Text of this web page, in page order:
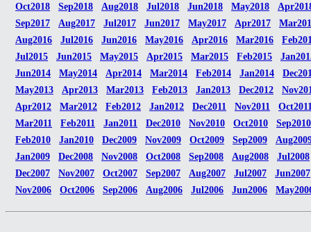
Oct2018
Sep2018 Aug2018 Jul2018 Jun2018 May2018
Sep2017
Aug2017 Jul2017 Jun2017 May2017 Apr2017
Aug2016
Jul2016 Jun2016 May2016 Apr2016 Mar2016
Jul2015
Jun2015 May2015 Apr2015 Mar2015 Feb2015
Jun2014
May2014 Apr2014 Mar2014 Feb2014 Jan2014
May2013
Apr2013 Mar2013 Feb2013 Jan2013 Dec2012
Apr2012
Mar2012 Feb2012 Jan2012 Dec2011 Nov2011
Mar2011
Feb2011 Jan2011 Dec2010 Nov2010 Oct2010
Sep2010
Feb2010
Jan2010 Dec2009 Nov2009 Oct2009 Sep2009
Jan2009
Dec2008 Nov2008 Oct2008 Sep2008 Aug2008
Jul2008
Dec2007
Nov2007 Oct2007 Sep2007 Aug2007 Jul2007
Jun2007
Nov2006
Oct2006 Sep2006 Aug2006 Jul2006 Jun2006